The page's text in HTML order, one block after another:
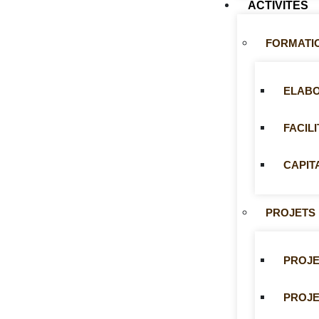
ACTIVITÉS
PROJETS